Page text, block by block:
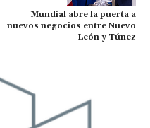
Mundial abre la puerta a
nuevos negocios entre Nuevo
León y Túnez